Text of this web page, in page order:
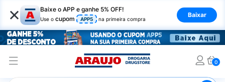
× Baixe o APP e ganhe 5% OFF!
Use o cupom APP5 na primeira compra
Baixar
0